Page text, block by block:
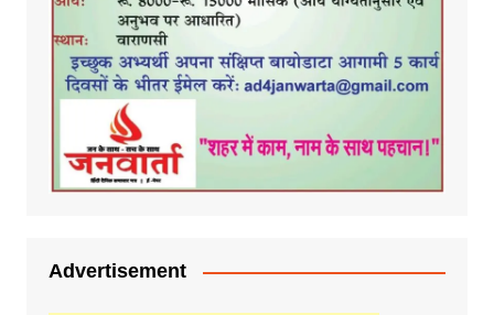
Advertisement